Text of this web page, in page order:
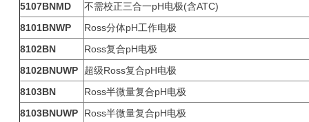
5107BNMD
不需校正三合一pH电极(含ATC)
8101BNWP
Ross分体pH工作电极
8102BN
Ross复合pH电极
8102BNUWP
超级Ross复合pH电极
8103BN
Ross半微量复合pH电极
8103BNUWP
Ross半微量复合pH电极